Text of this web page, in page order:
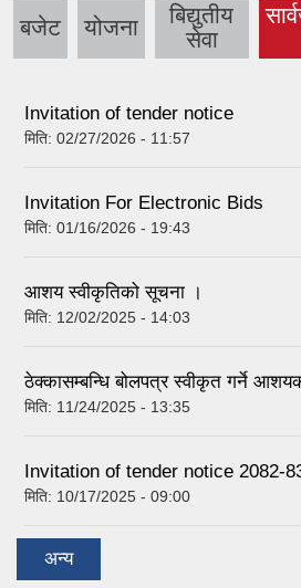
बजेट योजना
बिद्युतीय
सेवा
Invitation of tender notice
मिति: 02/27/2026 - 11:57
Invitation For Electronic Bids
मिति: 01/16/2026 - 19:43
आशय स्वीकृतिको सूचना ।
मिति: 12/02/2025 - 14:03
ठेक्कासम्बन्धि बोलपत्र स्वीकृत गर्ने
मिति: 11/24/2025 - 13:35
Invitation of tender notice 2082-
मिति: 10/17/2025 - 09:00
अन्य